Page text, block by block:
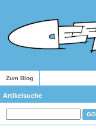
Zum Blog
Artikelsuche